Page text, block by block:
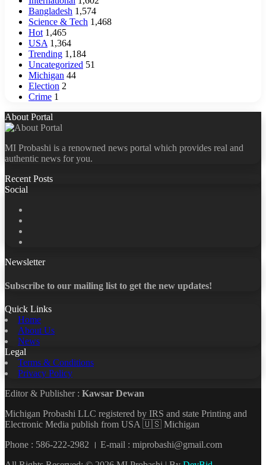
Bangladesh 1,574
Science & Tech 1,468
Hot 1,465
USA 1,364
Trending 1,184
Uncategorized 51
Michigan 44
Election 2
Crime 1
About Portal
MI Probashi is a renowned news portal which provides real and
authentic news for you.
Recent Posts
Social
Newsletter
Subscribe to our mailing list to get the new updates!
Quick Links
Home
About Us
News
Legal
Terms & Conditions
Privacy Policy
Editor & Publisher : Kawsar Dewan
Michigan Probashi LLC registered by IRS and state Printing and
Electronic Media publish from USA 🇺🇸 Michigan
Phone : 586-222-2982 । E-mail : miprobashi@gmail.com